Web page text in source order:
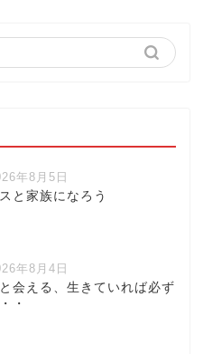
年8月5日
と家族になろう
年8月4日
会える、生きていれば必ず
・